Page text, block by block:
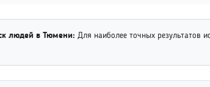
людей в Тюмени: Для наиболее точных результатов